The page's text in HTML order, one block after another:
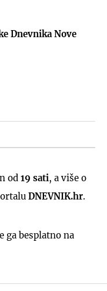
Dnevnika Nove
od 19 sati, a više o
DNEVNIK.hr.
ga besplatno na